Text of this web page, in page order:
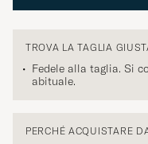
TROVA LA TAGLIA
Fedele alla taglia. Si
abituale.
PERCHÉ ACQUISTARE